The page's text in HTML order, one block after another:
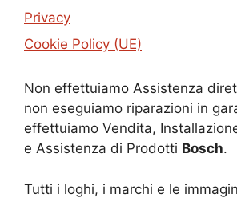
Privacy
Cookie Policy (UE)
Non effettuiamo Assistenza
non eseguiamo riparazioni in
effettuiamo Vendita,
e Assistenza di Prodotti Bosch.
Tutti i loghi, i marchi e le